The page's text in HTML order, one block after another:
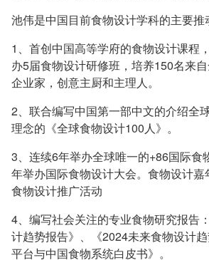
池伟是中国目前食物设计学科的主要推
1、首创中国高等学府的食物设计课程
办5届食物设计研修班，培养150名来
企业家，创意主厨和主理人。
2、联合编写中国第一部中文的介绍全
理念的《全球食物设计100人》。
3、连续6年举办全球唯一的+86国际食
年举办国际食物设计大会。食物设计
食物设计推广活动
4、编写社会关注的专业食物研究报告
计趋势报告》、《2024未来食物设计
平台与中国食物系统白皮书》。